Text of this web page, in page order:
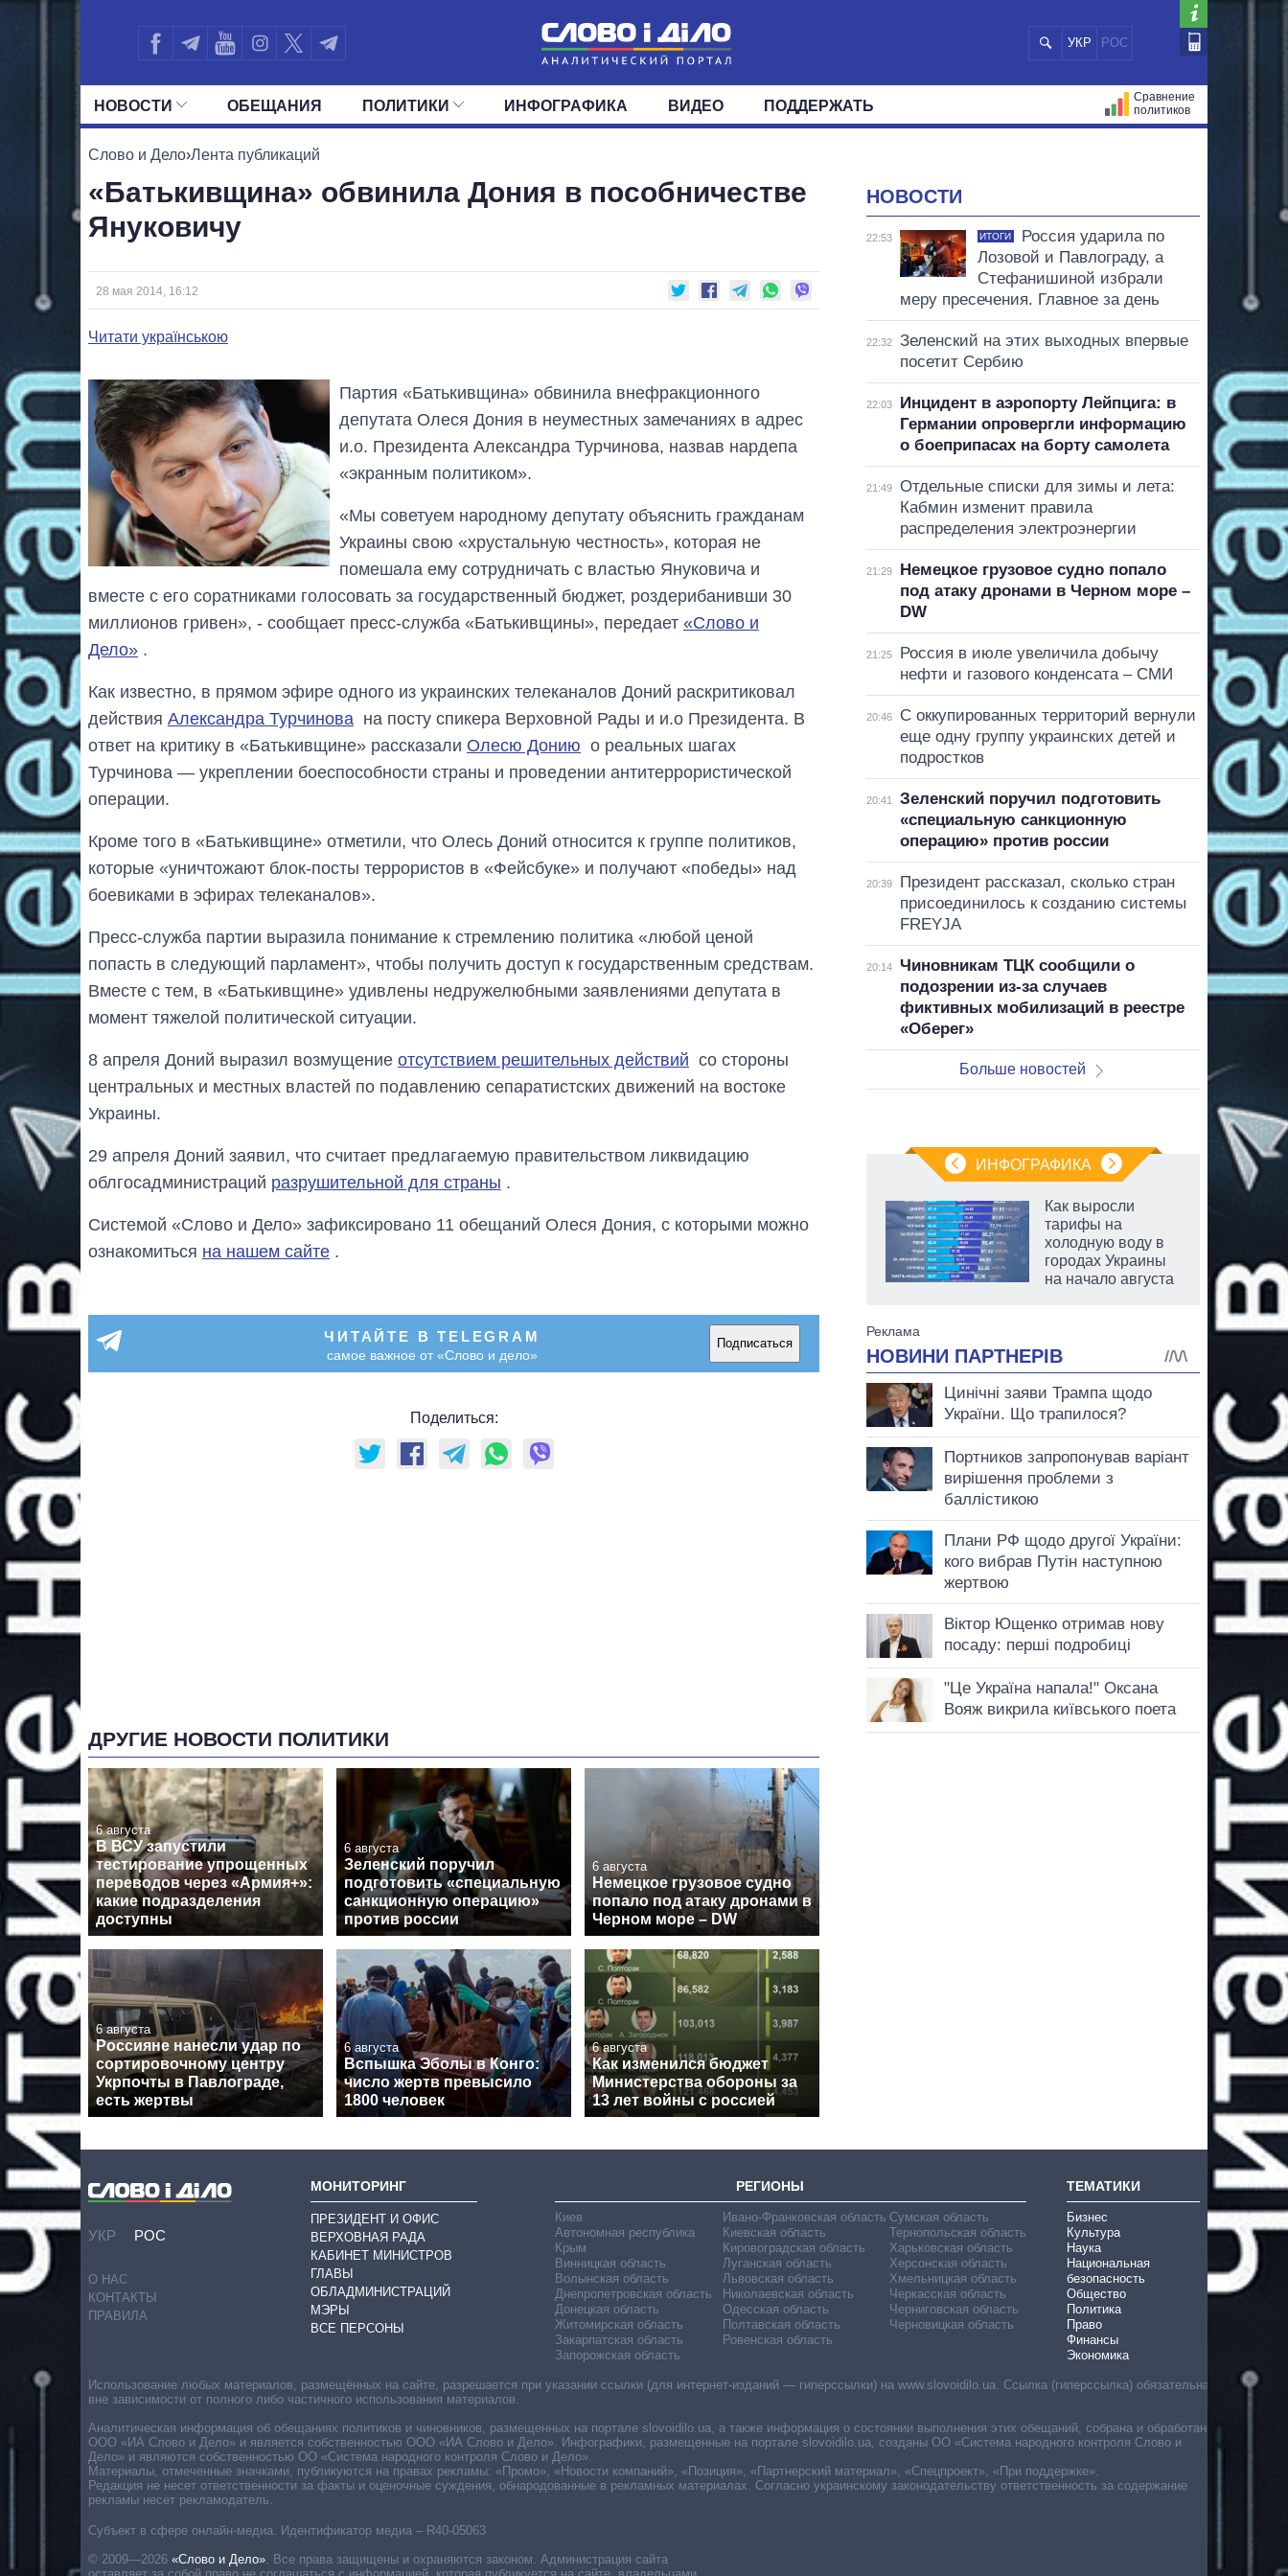
УКР РОС
НОВОСТИ
ПОЛИТИКА ЭКОНОМИКА ОБЩЕСТВО МИР
ОБЕЩАНИЯ ПОЛИТИКИ
ВСЕ ПОЛИТИКИ
ДЕПУТАТЫ КОМИТЕТЫ ФРАКЦИИ ОКРУГА
ИНФОГРАФИКА ВИДЕО ПОДДЕРЖАТЬ
Сравнение
политиков
Слово и Дело›Лента публикаций
«Батькивщина» обвинила Дония в пособничестве
Януковичу
28 мая 2014, 16:12
Читати українською
Партия «Батькивщина» обвинила внефракционного
депутата Олеся Дония в неуместных замечаниях в адрес
и.о. Президента Александра Турчинова, назвав нардепа
«экранным политиком».
«Мы советуем народному депутату объяснить гражданам
Украины свою «хрустальную честность», которая не
помешала ему сотрудничать с властью Януковича и
вместе с его соратниками голосовать за государственный бюджет, роздерибанивши 30
миллионов гривен», - сообщает пресс-служба «Батькивщины», передает «Слово и
Дело» .
Как известно, в прямом эфире одного из украинских телеканалов Доний раскритиковал
действия Александра Турчинова на посту спикера Верховной Рады и и.о Президента. В
ответ на критику в «Батькивщине» рассказали Олесю Донию о реальных шагах
Турчинова — укреплении боеспособности страны и проведении антитеррористической
операции.
Кроме того в «Батькивщине» отметили, что Олесь Доний относится к группе политиков,
которые «уничтожают блок-посты террористов в «Фейсбуке» и получают «победы» над
боевиками в эфирах телеканалов».
Пресс-служба партии выразила понимание к стремлению политика «любой ценой
попасть в следующий парламент», чтобы получить доступ к государственным средствам.
Вместе с тем, в «Батькивщине» удивлены недружелюбными заявлениями депутата в
момент тяжелой политической ситуации.
8 апреля Доний выразил возмущение отсутствием решительных действий со стороны
центральных и местных властей по подавлению сепаратистских движений на востоке
Украины.
29 апреля Доний заявил, что считает предлагаемую правительством ликвидацию
облгосадминистраций разрушительной для страны .
Системой «Слово и Дело» зафиксировано 11 обещаний Олеся Дония, с которыми можно
ознакомиться на нашем сайте .
ЧИТАЙТЕ В TELEGRAM
самое важное от «Слово и дело»
Подписаться
Поделиться:
ДРУГИЕ НОВОСТИ ПОЛИТИКИ
6 августа
В ВСУ запустили
тестирование упрощенных
переводов через «Армия+»:
какие подразделения
доступны
6 августа
Зеленский поручил
подготовить «специальную
санкционную операцию»
против россии
6 августа
Немецкое грузовое судно
попало под атаку дронами в
Черном море – DW
6 августа
Россияне нанесли удар по
сортировочному центру
Укрпочты в Павлограде,
есть жертвы
6 августа
Вспышка Эболы в Конго:
число жертв превысило
1800 человек
6 августа
Как изменился бюджет
Министерства обороны за
13 лет войны с россией
НОВОСТИ
22:53 ИТОГИ
Россия ударила по
Лозовой и Павлограду, а
Стефанишиной избрали
меру пресечения. Главное за день
22:32
Зеленский на этих выходных впервые
посетит Сербию
22:03
Инцидент в аэропорту Лейпцига: в
Германии опровергли информацию
о боеприпасах на борту самолета
21:49
Отдельные списки для зимы и лета:
Кабмин изменит правила
распределения электроэнергии
21:29
Немецкое грузовое судно попало
под атаку дронами в Черном море –
DW
21:25
Россия в июле увеличила добычу
нефти и газового конденсата – СМИ
20:46
С оккупированных территорий вернули
еще одну группу украинских детей и
подростков
20:41
Зеленский поручил подготовить
«специальную санкционную
операцию» против россии
20:39
Президент рассказал, сколько стран
присоединилось к созданию системы
FREYJA
20:14
Чиновникам ТЦК сообщили о
подозрении из-за случаев
фиктивных мобилизаций в реестре
«Оберег»
Больше новостей
ИНФОГРАФИКА
картофеля
Как выросли
тарифы на
холодную воду в
городах Украины
на начало августа
УКР РОС
О НАС
КОНТАКТЫ
ПРАВИЛА
МОНИТОРИНГ
ПРЕЗИДЕНТ И ОФИС
ВЕРХОВНАЯ РАДА
КАБИНЕТ МИНИСТРОВ
ГЛАВЫ
ОБЛАДМИНИСТРАЦИЙ
МЭРЫ
ВСЕ ПЕРСОНЫ
РЕГИОНЫ
Киев
Автономная республика
Крым
Винницкая область
Волынская область
Днепропетровская область
Донецкая область
Житомирская область
Закарпатская область
Запорожская область
Ивано-Франковская область
Киевская область
Кировоградская область
Луганская область
Львовская область
Николаевская область
Одесская область
Полтавская область
Ровенская область
Сумская область
Тернопольская область
Харьковская область
Херсонская область
Хмельницкая область
Черкасская область
Черниговская область
Черновицкая область
ТЕМАТИКИ
Бизнес
Культура
Наука
Национальная
безопасность
Общество
Политика
Право
Финансы
Экономика
Субъект в сфере онлайн-медиа. Идентификатор медиа – R40-05063
© 2009—2026 «Слово и Дело» Все права защищены и охраняются законом. Администрация сайта
Использование любых материалов, размещённых на сайте, разрешается при указании ссылки (для интернет-изданий — гиперссылки) на www.slovoidilo.ua. Ссылка (гиперссылка) обязательна
вне зависимости от полного либо частичного использования материалов.
Аналитическая информация об обещаниях политиков и чиновников, размещенных на портале slovoidilo.ua, а также информация о состоянии выполнения этих обещаний, собрана и обработана
ООО «ИА Слово и Дело» и является собственностью ООО «ИА Слово и Дело». Инфографики, размещенные на портале slovoidilo.ua, созданы ОО «Система народного контроля Слово и
Дело» и являются собственностью ОО «Система народного контроля Слово и Дело».
Материалы, отмеченные значками, публикуются на правах рекламы: «Промо», «Новости компаний», «Позиция», «Партнерский материал», «Спецпроект», «При поддержке».
Редакция не несет ответственности за факты и оценочные суждения, обнародованные в рекламных материалах. Согласно украинскому законодательству ответственность за содержание
рекламы несет рекламодатель.